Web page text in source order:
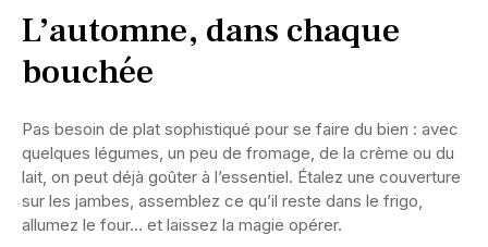
L’automne, dans chaque
bouchée
Pas besoin de plat sophistiqué pour se faire du bien : avec
quelques légumes, un peu de fromage, de la crème ou du
lait, on peut déjà goûter à l’essentiel. Étalez une couverture
sur les jambes, assemblez ce qu’il reste dans le frigo,
allumez le four… et laissez la magie opérer.